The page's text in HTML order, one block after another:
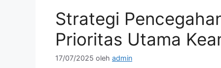
Strategi
Prioritas Utama
17/07/2025 oleh admin